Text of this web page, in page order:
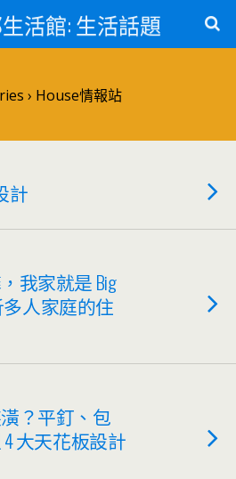
生活館: 生活話題
› House情報站
計
我家就是 Big
多人家庭的住
？平釘、包
大天花板設計